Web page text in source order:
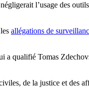
l’usage des
allégations de
a qualifié Tomas
de la justice et des